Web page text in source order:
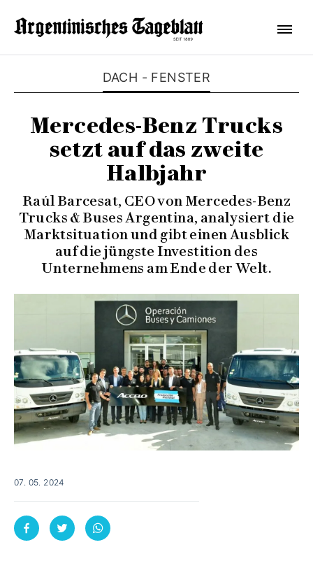
DACH - FENSTER
Mercedes-Benz Trucks
setzt auf das zweite
Halbjahr
Raúl Barcesat, CEO von Mercedes-Benz
Trucks & Buses Argentina, analysiert die
Marktsituation und gibt einen Ausblick
auf die jüngste Investition des
Unternehmens am Ende der Welt.
07. 05. 2024